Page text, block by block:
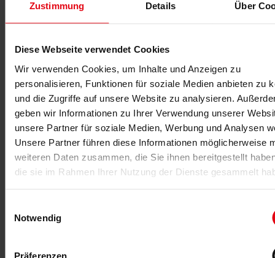
Zustimmung Details Über
Diese Webseite verwendet Cookies
Wir verwenden Cookies, um Inhalte und Anzeigen zu
personalisieren, Funktionen für soziale Medien anbieten zu
und die Zugriffe auf unsere Website zu analysieren.
geben wir Informationen zu Ihrer Verwendung unserer
unsere Partner für soziale Medien, Werbung und Analysen
Unsere Partner führen diese Informationen möglicherweise
weiteren Daten zusammen, die Sie ihnen bereitgestellt
die sie im Rahmen Ihrer Nutzung der Dienste gesammelt
Notwendig
Präferenzen
29.06.2019
Vordenker des Fitnesssports
gewesen wären.